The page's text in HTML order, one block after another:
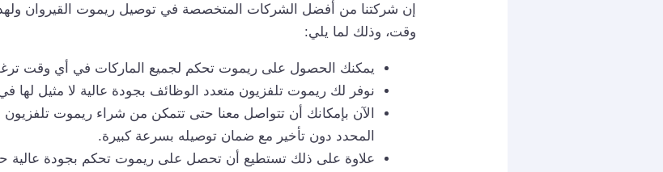
إن شركتنا من أفضل الشركات المتخصصة في توصيل ريموت القيروان ولهذا
وقت، وذلك لما يلي:
يمكنك الحصول على ريموت تحكم لجميع الماركات في أي وقت
نوفر لك ريموت تلفزيون متعدد الوظائف بجودة عالية لا مثيل لها
الآن بإمكانك أن تتواصل معنا حتى تتمكن من شراء ريموت
المحدد دون تأخير مع ضمان توصيله بسرعة كبيرة.
علاوة على ذلك تستطيع أن تحصل على ريموت تحكم بجودة عالية